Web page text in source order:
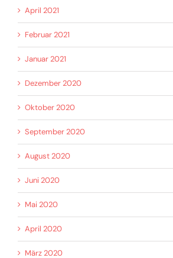
April 2021
Februar 2021
Januar 2021
Dezember 2020
Oktober 2020
September 2020
August 2020
Juni 2020
Mai 2020
April 2020
März 2020